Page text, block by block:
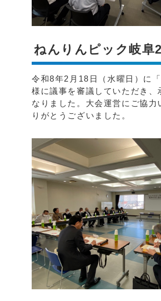
ねんりんピック岐阜
令和8年2月18日（水曜日）に
様に議事を審議していただき
なりました。大会運営にご協
りがとうございました。